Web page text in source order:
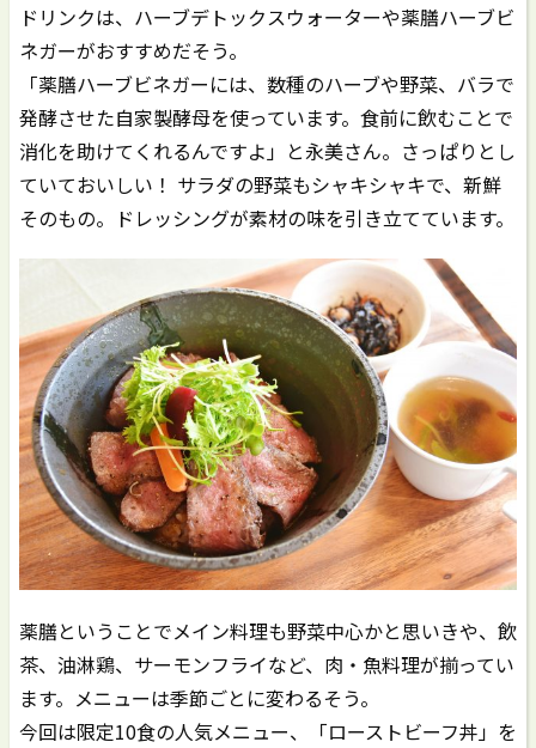
ドリンクは、ハーブデトックスウォーターや薬膳ハーブビ
ネガーがおすすめだそう。
「薬膳ハーブビネガーには、数種のハーブや野菜、バラで
発酵させた自家製酵母を使っています。食前に飲むことで
消化を助けてくれるんですよ」と永美さん。さっぱりとし
ていておいしい！ サラダの野菜もシャキシャキで、新鮮
そのもの。ドレッシングが素材の味を引き立てています。
薬膳ということでメイン料理も野菜中心かと思いきや、飲
茶、油淋鶏、サーモンフライなど、肉・魚料理が揃ってい
ます。メニューは季節ごとに変わるそう。
今回は限定10食の人気メニュー、「ローストビーフ丼」を